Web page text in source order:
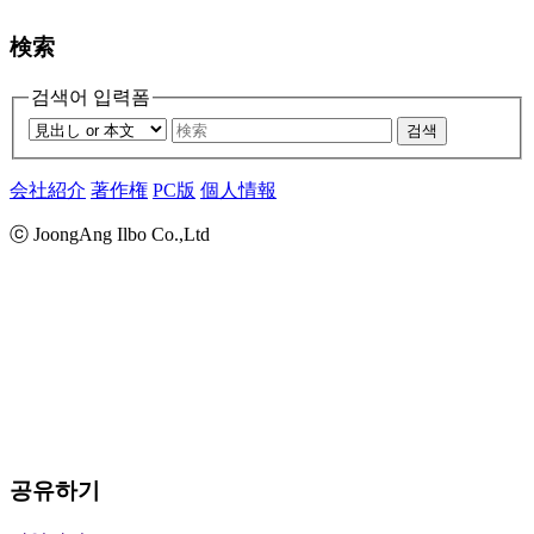
検索
검색어 입력폼
검색
会社紹介 著作権 PC版 個人情報
ⓒ JoongAng Ilbo Co.,Ltd
공유하기